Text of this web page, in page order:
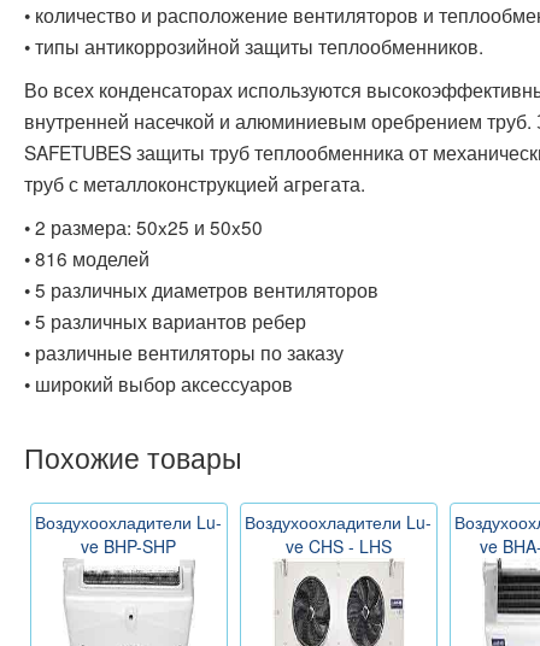
• количество и расположение вентиляторов и
• типы антикоррозийной защиты теплообменников.
Во всех конденсаторах используются
внутренней насечкой и алюминиевым оребрением труб.
SAFETUBES защиты труб теплообменника от
труб с металлоконструкцией агрегата.
• 2 размера: 50x25 и 50x50
• 816 моделей
• 5 различных диаметров вентиляторов
• 5 различных вариантов ребер
• различные вентиляторы по заказу
• широкий выбор аксессуаров
Похожие товары
Воздухоохладители Lu-
ve BHP-SHP
Воздухоохладители Lu-
ve CHS - LHS
ve